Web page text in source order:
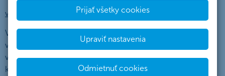
Prijať všetky cookies
Upraviť nastavenia
Odmietnuť cookies
v časti Podmienky účasti sa mení nasledovná časť:
V prípade účastníka mladšieho ako 18 rokov sa na platnosť
všetkých právnych úkonov vyplývajúcich z účasti na akcii
vyžaduje účasť alebo konanie jeho zákonného zástupcu,
ktorý uskutoční všetky právne úkony v mene neplnoletého